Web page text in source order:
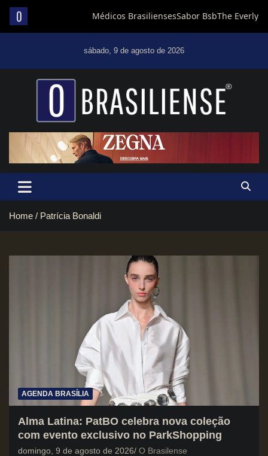
sábado, 9 de agosto de 2026
Um diário de notícias que trabalha por Brasília
Home Patrícia Bonaldi
AGENDA BRASÍLIA
Alma Latina: PatBO celebra nova coleção
com evento exclusivo no ParkShopping
domingo, 9 de agosto de 2026 O Brasilense